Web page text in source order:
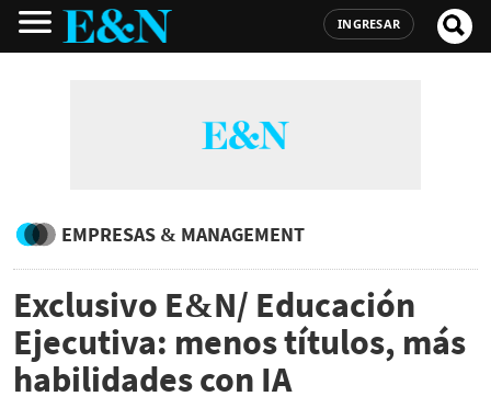
INGRESAR
EMPRESAS & MANAGEMENT
Exclusivo E&N/ Educación
Ejecutiva: menos títulos, más
habilidades con IA